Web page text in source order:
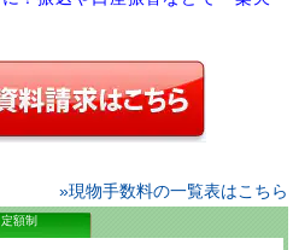
»現物手数料の一覧表はこちら
額制